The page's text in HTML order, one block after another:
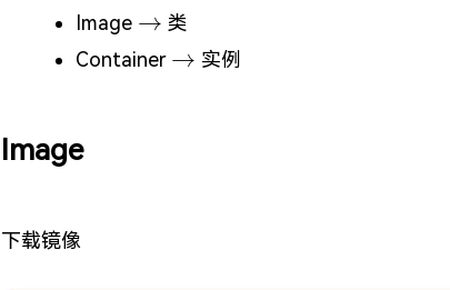
Image \to
→ 类
Container \to
→ 实例
Image
下载镜像